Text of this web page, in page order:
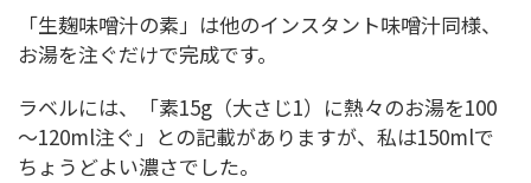
「生麹味噌汁の素」は他のインスタント味噌汁同様、
お湯を注ぐだけで完成です。
ラベルには、「素15g（大さじ1）に熱々のお湯を100
～120ml注ぐ」との記載がありますが、私は150mlで
ちょうどよい濃さでした。